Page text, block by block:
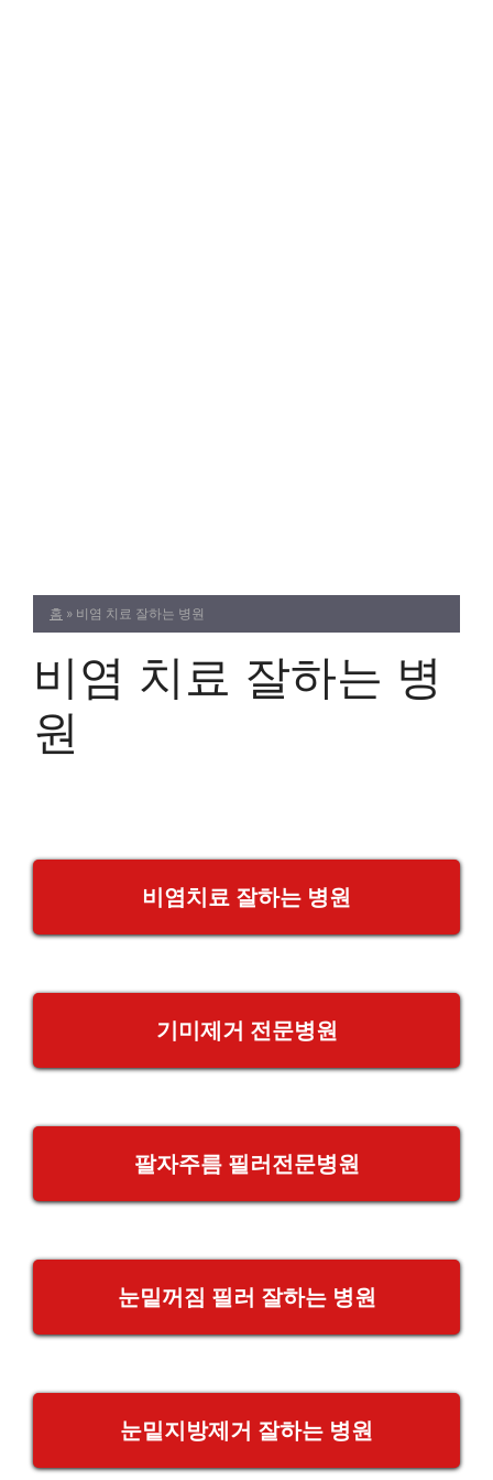
content
홈 » 비염 치료 잘하는 병원
비염 치료 잘하는 병
원
비염치료 잘하는 병원
기미제거 전문병원
팔자주름 필러전문병원
눈밑꺼짐 필러 잘하는 병원
눈밑지방제거 잘하는 병원